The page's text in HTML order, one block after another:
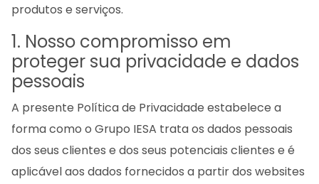
produtos e serviços.
1. Nosso compromisso em
proteger sua privacidade e dados
pessoais
A presente Política de Privacidade estabelece a
forma como o Grupo IESA trata os dados pessoais
dos seus clientes e dos seus potenciais clientes e é
aplicável aos dados fornecidos a partir dos websites